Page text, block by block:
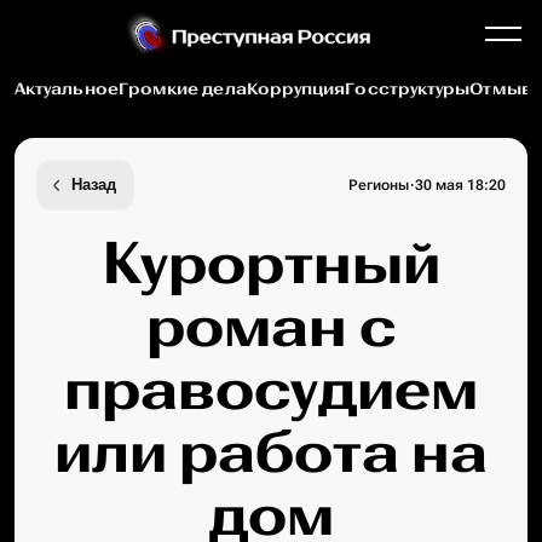
АктуальноеГромкие делаКоррупцияГосструктуры
Назад Регионы·30 мая 18:20
Курортный
роман с
правосудием
или работа на
дом